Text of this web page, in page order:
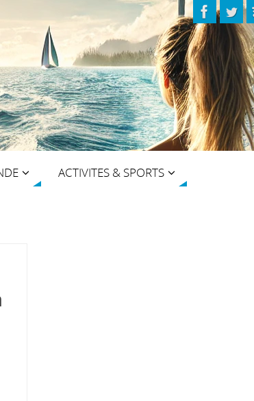
ACTIVITES & SPORTS